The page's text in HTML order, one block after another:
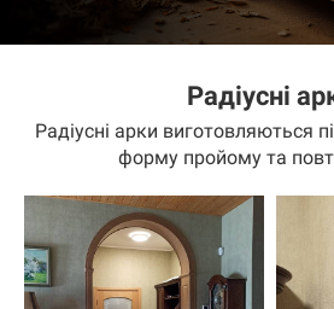
Радіусні
Радіусні арки виготовляються
форму пройому та